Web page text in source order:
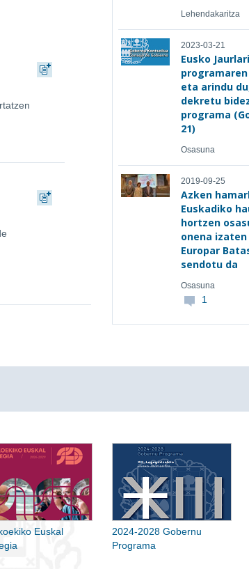
Lehendakaritza
2023-03-21
Eusko
eta arindu
dekretu
programa
21)
Osasuna
2019-09-25
Azken
Euskadiko
hortzen
onena
Europar
sendotu da
Osasuna
1
Euskal
2024-2028 Gobernu
Programa